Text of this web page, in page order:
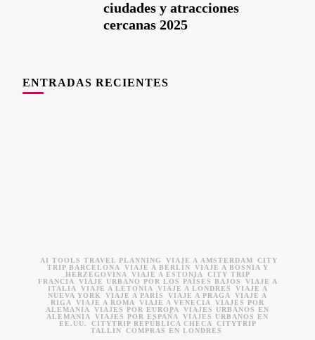
ciudades y atracciones
cercanas 2025
ENTRADAS RECIENTES
AI TOOLS TRAVEL PLANNING VIAJE A ÁMSTERDAM
CITY
TRIP BARCELONA
VIAJE A BERLÍN
VIAJE A BOSNIA Y
HERZEGOVINA
VIAJE A ESTONIA
CITY TRIP
FRANCIA
VIAJE URBANO POR LOS PAÍSES BAJOS
VIAJE A
ITALIA
VIAJE A LETONIA VIAJE A LONDRES
VIAJE A
NUEVA YORK
VIAJE A PARÍS VIAJE A PRAGA
VIAJE A
RIGA
VIAJE A ROMA VIAJE A VENECIA
VIAJES POR
ALEMANIA
VIAJES POR EUROPA
VIAJES URBANOS EN
ALEMANIA
VIAJES POR ESPAÑA
VIAJES URBANOS EN
EE.UU.
CITYTRIP REPÚBLICA CHECA
CITYTRIP
TALLIN
COMPRAS EN LONDRES